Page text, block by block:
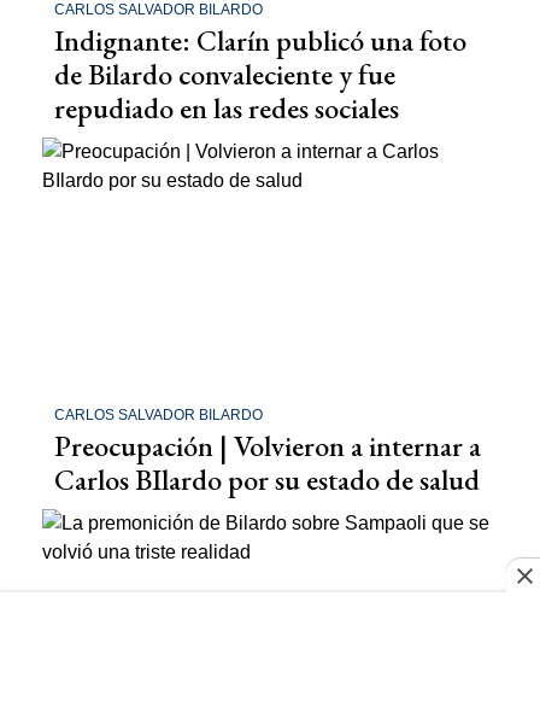
CARLOS SALVADOR BILARDO
Indignante: Clarín publicó una foto
de Bilardo convaleciente y fue
repudiado en las redes sociales
CARLOS SALVADOR BILARDO
Preocupación | Volvieron a internar a
Carlos BIlardo por su estado de salud